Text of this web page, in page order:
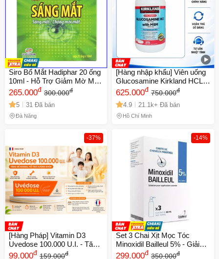
Siro Bổ Mắt Hadiphar 20 ống
10ml - Hỗ Trợ Giảm Mờ Mắt,
Nhức Mỏi Mắt, Tăng Cường
Thị Lực - Hàng Việt Nam
265.000đ 300.000đ
5 31 Đã bán
Đà Nẵng
[Hàng nhập khẩu] Viên uống
Glucosamine Kirkland HCL
1500mg với MSM 1500mg -
Hỗ trợ xương khớp, hộp 375
viên cho người lớn
625.000đ 750.000đ
4.9 21.1k+ Đã bán
Hồ Chí Minh
-37%
[Hàng Pháp] Vitamin D3
Uvedose 100.000 U.I. - Tăng
Đề Kháng, Hỗ Trợ Xương
99.000đ 159.000đ
-14%
Set 3 Chai Xịt Mọc Tóc
Minoxidil Bailleul 5% - Giải
Pháp Ngừa Hói Hiệu Quả Từ
299.000đ 350.000đ